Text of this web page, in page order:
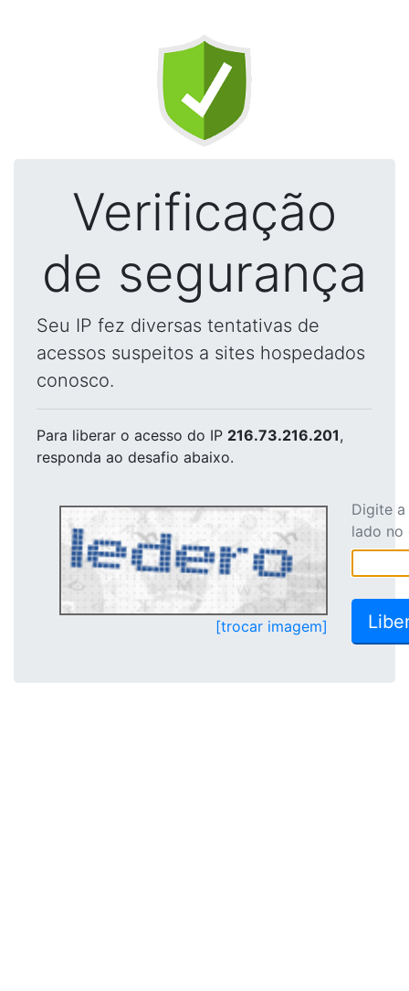
Verificação
de segurança
Seu IP fez diversas tentativas de
acessos suspeitos a sites hospedados
conosco.
Para liberar o acesso do IP 216.73.216.201,
responda ao desafio abaixo.
[trocar imagem]
Digite
lado no